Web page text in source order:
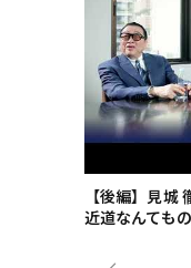
【後編】見城
近道なんても